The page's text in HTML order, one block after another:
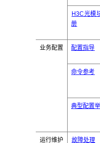
H3C光模
册
业务配置 配置指导
命令参考
典型配置
运行维护 故障处理